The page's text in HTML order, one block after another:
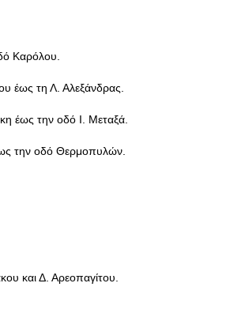
Καρόλου.
έως τη Λ. Αλεξάνδρας.
έως την οδό Ι. Μεταξά.
την οδό Θερμοπυλών.
και Δ. Αρεοπαγίτου.